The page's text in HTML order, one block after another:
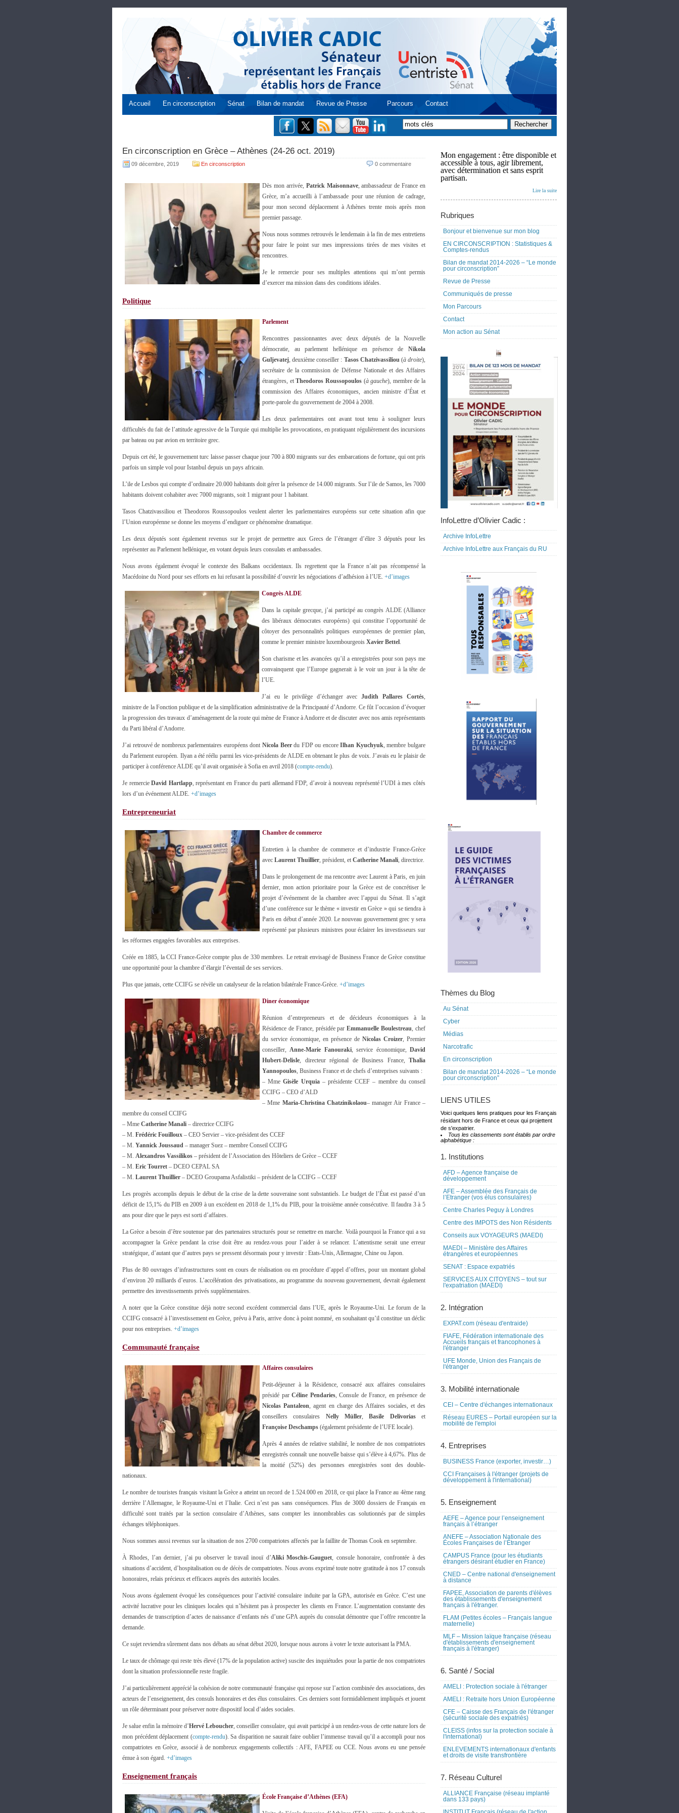
Accueil En circonscription Sénat Bilan de mandat Revue de Presse Parcours Contact
En circonscription en Grèce – Athènes (24-26 oct. 2019)
09 décembre, 2019 En circonscription 0 commentaire
Dès mon arrivée, Patrick Maisonnave, ambassadeur de France en
Grèce, m’a accueilli à l’ambassade pour une réunion de cadrage,
pour mon second déplacement à Athènes trente mois après mon
premier passage.
Nous nous sommes retrouvés le lendemain à la fin de mes entretiens
pour faire le point sur mes impressions tirées de mes visites et
rencontres.
Je le remercie pour ses multiples attentions qui m’ont permis
d’exercer ma mission dans des conditions idéales.
Politique
Parlement
Rencontres passionnantes avec deux députés de la Nouvelle
démocratie, au parlement hellénique en présence de Nikola
Guljevatej, deuxième conseiller : Tasos Chatzivassiliou(à droite),
secrétaire de la commission de Défense Nationale et des Affaires
étrangères, etTheodoros Roussopoulos(à gauche), membre de la
commission des Affaires économiques, ancien ministre d’État et
porte-parole du gouvernement de 2004 à 2008.
Les deux parlementaires ont avant tout tenu à souligner leurs
difficultés du fait de l’attitude agressive de la Turquie qui multiplie les provocations, en pratiquant régulièrement des incursions
par bateau ou par avion en territoire grec.
Depuis cet été, le gouvernement turc laisse passer chaque jour 700 à 800 migrants sur des embarcations de fortune, qui ont pris
parfois un simple vol pour Istanbul depuis un pays africain.
L’ile de Lesbos qui compte d’ordinaire 20.000 habitants doit gérer la présence de 14.000 migrants. Sur l’ile de Samos, les 7000
habitants doivent cohabiter avec 7000 migrants, soit 1 migrant pour 1 habitant.
Tasos Chatzivassiliou et Theodoros Roussopoulos veulent alerter les parlementaires européens sur cette situation afin que
l’Union européenne se donne les moyens d’endiguer ce phénomène dramatique.
Les deux députés sont également revenus sur le projet de permettre aux Grecs de l’étranger d’élire 3 députés pour les
représenter au Parlement hellénique, en votant depuis leurs consulats et ambassades.
Nous avons également évoqué le contexte des Balkans occidentaux. Ils regrettent que la France n’ait pas récompensé la
Macédoine du Nord pour ses efforts en lui refusant la possibilité d’ouvrir les négociations d’adhésion à l’UE. +d’images
Congrès ALDE
Dans la capitale grecque, j’ai participé au congrès ALDE (Alliance
des libéraux démocrates européens) qui constitue l’opportunité de
côtoyer des personnalités politiques européennes de premier plan,
comme le premier ministre luxembourgeois Xavier Bettel.
Son charisme et les avancées qu’il a enregistrées pour son pays me
convainquent que l’Europe gagnerait à le voir un jour à la tête de
l’UE.
J’ai eu le privilège d’échanger avecJudith Pallares Cortés,
ministre de la Fonction publique et de la simplification administrative de la Principauté d’Andorre. Ce fût l’occasion d’évoquer
la progression des travaux d’aménagement de la route qui mène de France à Andorre et de discuter avec nos amis représentants
du Parti libéral d’Andorre.
J’ai retrouvé de nombreux parlementaires européens dont Nicola Beerdu FDP ou encoreIlhan Kyuchyuk, membre bulgare
du Parlement européen. Ilyan a été réélu parmi les vice-présidents de ALDE en obtenant le plus de voix. J’avais eu le plaisir de
participer à conférence ALDE qu’il avait organisée à Sofia en avril 2018 (compte-rendu).
Je remercieDavid Hartlapp, représentant en France du parti allemand FDP, d’avoir à nouveau représenté l’UDI à mes côtés
lors d’un événement ALDE. +d’images
Entrepreneuriat
Chambre de commerce
Entretien à la chambre de commerce et d’industrie France-Grèce
avec Laurent Thuillier, président, et Catherine Manali, directrice.
Dans le prolongement de ma rencontre avec Laurent à Paris, en juin
dernier, mon action prioritaire pour la Grèce est de concrétiser le
projet d’événement de la chambre avec l’appui du Sénat. Il s’agit
d’une conférence sur le thème « investir en Grèce » qui se tiendra à
Paris en début d’année 2020. Le nouveau gouvernement grec y sera
représenté par plusieurs ministres pour éclairer les investisseurs sur
les réformes engagées favorables aux entreprises.
Créée en 1885, la CCI France-Grèce compte plus de 330 membres. Le retrait envisagé de Business France de Grèce constitue
une opportunité pour la chambre d’élargir l’éventail de ses services.
Plus que jamais, cette CCIFG se révèle un catalyseur de la relation bilatérale France-Grèce. +d’images
Diner économique
Réunion d’entrepreneurs et de décideurs économiques à la
Résidence de France, présidée parEmmanuelle Boulestreau, chef
du service économique, en présence de Nicolas Croizer, Premier
conseiller,Anne-Marie Fanouraki, service économique,David
Hubert-Delisle, directeur régional de Business France, Thalia
Yannopoulos, Business France et de chefs d’entreprises suivants :
– MmeGisèle Urquia– présidente CCEF – membre du conseil
CCIFG – CEO d’ALD
– Mme Maria-Christina Chatzinikolaou– manager Air France –
membre du conseil CCIFG
– Mme Catherine Manali – directrice CCIFG
– M. Frédéric Fouilloux – CEO Servier – vice-président des CCEF
– M. Yannick Joussaud – manager Suez – membre Conseil CCIFG
– M. Alexandros Vassilikos – président de l’Association des Hôteliers de Grèce – CCEF
– M. Eric Tourret – DCEO CEPAL SA
– M. Laurent Thuillier – DCEO Groupama Asfalistiki – président de la CCIFG – CCEF
Les progrès accomplis depuis le début de la crise de la dette souveraine sont substantiels. Le budget de l’État est passé d’un
déficit de 15,1% du PIB en 2009 à un excédent en 2018 de 1,1% du PIB, pour la troisième année consécutive. Il faudra 3 à 5
ans pour dire que le pays est sorti d’affaires.
La Grèce a besoin d’être soutenue par des partenaires structurés pour se remettre en marche. Voilà pourquoi la France qui a su
accompagner la Grèce pendant la crise doit être au rendez-vous pour l’aider à se relancer. L’attentisme serait une erreur
stratégique, d’autant que d’autres pays se pressent désormais pour y investir : Etats-Unis, Allemagne, Chine ou Japon.
Plus de 80 ouvrages d’infrastructures sont en cours de réalisation ou en procédure d’appel d’offres, pour un montant global
d’environ 20 milliards d’euros. L’accélération des privatisations, au programme du nouveau gouvernement, devrait également
permettre des investissements privés supplémentaires.
A noter que la Grèce constitue déjà notre second excédent commercial dans l’UE, après le Royaume-Uni. Le forum de la
CCIFG consacré à l’investissement en Grèce, prévu à Paris, arrive donc à point nommé, en souhaitant qu’il constitue un déclic
pour nos entreprises. +d’images
Communauté française
Affaires consulaires
Petit-déjeuner à la Résidence, consacré aux affaires consulaires
présidé parCéline Pendaries, Consule de France, en présence de
Nicolas Pantaleon, agent en charge des Affaires sociales, et des
conseillers consulaires Nelly Müller,Basile Delivoriaset
Françoise Deschamps (également présidente de l’UFE locale).
Après 4 années de relative stabilité, le nombre de nos compatriotes
enregistrés connaît une nouvelle baisse qui s’élève à 4,67%. Plus de
la moitié (52%) des personnes enregistrées sont des double-
nationaux.
Le nombre de touristes français visitant la Grèce a atteint un record de 1.524.000 en 2018, ce qui place la France au 4ème rang
derrière l’Allemagne, le Royaume-Uni et l’Italie. Ceci n’est pas sans conséquences. Plus de 3000 dossiers de Français en
difficulté sont traités par la section consulaire d’Athènes, sans compter les innombrables cas solutionnés par de simples
échanges téléphoniques.
Nous sommes aussi revenus sur la situation de nos 2700 compatriotes affectés par la faillite de Thomas Cook en septembre.
À Rhodes, l’an dernier, j’ai pu observer le travail inouï d’Aliki Moschis-Gauguet, consule honoraire, confrontée à des
situations d’accident, d’hospitalisation ou de décès de compatriotes. Nous avons exprimé toute notre gratitude à nos 17 consuls
honoraires, relais précieux et efficaces auprès des autorités locales.
Nous avons également évoqué les conséquences pour l’activité consulaire induite par la GPA, autorisée en Grèce. C’est une
activité lucrative pour les cliniques locales qui n’hésitent pas à prospecter les clients en France. L’augmentation constante des
demandes de transcription d’actes de naissance d’enfants nés d’une GPA auprès du consulat démontre que l’offre rencontre la
demande.
Ce sujet reviendra sûrement dans nos débats au sénat début 2020, lorsque nous aurons à voter le texte autorisant la PMA.
Le taux de chômage qui reste très élevé (17% de la population active) suscite des inquiétudes pour la partie de nos compatriotes
dont la situation professionnelle reste fragile.
J’ai particulièrement apprécié la cohésion de notre communauté française qui repose sur l’action combinée des associations, des
acteurs de l’enseignement, des consuls honoraires et des élus consulaires. Ces derniers sont formidablement impliqués et jouent
un rôle déterminant pour préserver notre dispositif local d’aides sociales.
Je salue enfin la mémoire d’Hervé Leboucher, conseiller consulaire, qui avait participé à un rendez-vous de cette nature lors de
mon précédent déplacement (compte-rendu). Sa disparition ne saurait faire oublier l’immense travail qu’il a accompli pour nos
compatriotes en Grèce, associé à de nombreux engagements collectifs : AFE, FAPEE ou CCE. Nous avons eu une pensée
émue à son égard. +d’images
Enseignement français
École Française d’Athènes (EFA)
Mon engagement : être disponible et
accessible à tous, agir librement,
avec détermination et sans esprit
partisan.
Lire la suite
Rubriques
Bonjour et bienvenue sur mon blog
EN CIRCONSCRIPTION : Statistiques &
Comptes-rendus
Bilan de mandat 2014-2026 – “Le monde
pour circonscription”
Revue de Presse
Communiqués de presse
Mon Parcours
Contact
Mon action au Sénat
InfoLettre d’Olivier Cadic :
Archive InfoLettre
Archive InfoLettre aux Français du RU
Thèmes du Blog
Au Sénat
Cyber
Médias
Narcotrafic
En circonscription
Bilan de mandat 2014-2026 – “Le monde
pour circonscription”
LIENS UTILES
Voici quelques liens pratiques pour les Français
résidant hors de France et ceux qui projettent
de s'expatrier.
Tous les classements sont établis par ordre
alphabétique :
1. Institutions
AFD – Agence française de
développement
AFE – Assemblée des Français de
l’Etranger (vos élus consulaires)
Centre Charles Peguy à Londres
Centre des IMPOTS des Non Résidents
Conseils aux VOYAGEURS (MAEDI)
MAEDI – Ministère des Affaires
étrangères et européennes
SENAT : Espace expatriés
SERVICES AUX CITOYENS – tout sur
l'expatriation (MAEDI)
2. Intégration
EXPAT.com (réseau d'entraide)
FIAFE, Fédération internationale des
Accueils français et francophones à
l'étranger
UFE Monde, Union des Français de
l'étranger
3. Mobilité internationale
CEI – Centre d'échanges internationaux
Réseau EURES – Portail européen sur la
mobilité de l'emploi
4. Entreprises
BUSINESS France (exporter, investir…)
CCI Françaises à l'étranger (projets de
développement à l'international)
5. Enseignement
AEFE – Agence pour l’enseignement
français à l’étranger
ANEFE – Association Nationale des
Écoles Françaises de l’Étranger
CAMPUS France (pour les étudiants
étrangers désirant étudier en France)
CNED – Centre national d'enseignement
à distance
FAPEE, Association de parents d'élèves
des établissements d'enseignement
français à l'étranger.
FLAM (Petites écoles – Français langue
maternelle)
MLF – Mission laïque française (réseau
d'établissements d'enseignement
français à l'étranger)
6. Santé / Social
AMELI : Protection sociale à l'étranger
AMELI : Retraite hors Union Européenne
CFE – Caisse des Français de l'étranger
(sécurité sociale des expatriés)
CLEISS (infos sur la protection sociale à
l'international)
ENLEVEMENTS internationaux d'enfants
et droits de visite transfrontière
7. Réseau Culturel
ALLIANCE Française (réseau implanté
dans 133 pays)